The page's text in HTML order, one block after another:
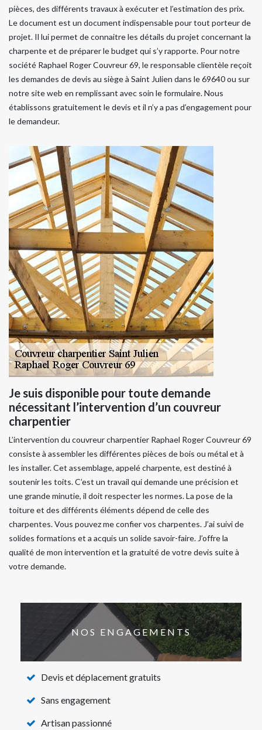
pièces, des différents travaux à exécuter et l’estimation des prix.
Le document est un document indispensable pour tout porteur de
projet. Il lui permet de connaitre les détails du projet concernant la
charpente et de préparer le budget qui s’y rapporte. Pour notre
société Raphael Roger Couvreur 69, le responsable clientèle reçoit
les demandes de devis au siège à Saint Julien dans le 69640 ou sur
notre site web en remplissant avec soin le formulaire. Nous
établissons gratuitement le devis et il n’y a pas d’engagement pour
le demandeur.
Je suis disponible pour toute demande
nécessitant l’intervention d’un couvreur
charpentier
L’intervention du couvreur charpentier Raphael Roger Couvreur 69
consiste à assembler les différentes pièces de bois ou métal et à
les installer. Cet assemblage, appelé charpente, est destiné à
soutenir les toits. C’est un travail qui demande une précision et
une grande minutie, il doit respecter les normes. La pose de la
toiture et des différents éléments dépend de celle des
charpentes. Vous pouvez me confier vos charpentes. J’ai suivi de
solides formations et a acquis un solide savoir-faire. J’offre la
qualité de mon intervention et la gratuité de votre devis suite à
votre demande.
NOS ENGAGEMENTS
Devis et déplacement gratuits
Sans engagement
Artisan passionné